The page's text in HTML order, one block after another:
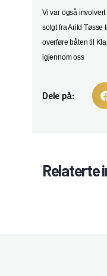
Vi var også
solgt fra Arild Tøsse
overføre båten til
igjennom oss
Dele på:
Relaterte